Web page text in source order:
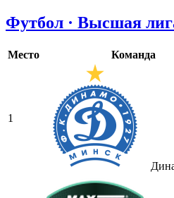
Футбол · Высшая
Место Команда
1